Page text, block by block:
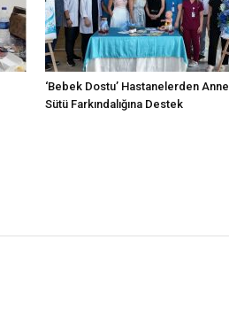
‘Bebek Dostu’ Hastanelerden Anne
Sütü Farkındalığına Destek